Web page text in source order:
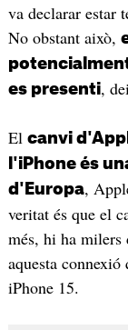
va declarar estar
No obstant això,
es presenti,
El canvi
l'iPhone és
d'Europa,
veritat és que el
més, hi ha milers
aquesta
iPhone 15.